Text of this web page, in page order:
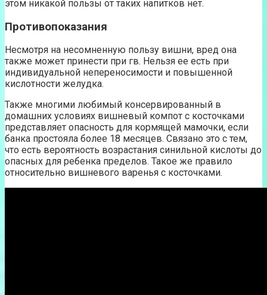
этом никакой пользы от таких напитков нет.
Противопоказания
Несмотря на несомненную пользу вишни, вред она
также может принести при гв. Нельзя ее есть при
индивидуальной непереносимости и повышенной
кислотности желудка.
Также многими любимый консервированный в
домашних условиях вишневый компот с косточками
представляет опасность для кормящей мамочки, если
банка простояла более 18 месяцев. Связано это с тем,
что есть вероятность возрастания синильной кислоты до
опасных для ребенка пределов. Такое же правило
относительно вишневого варенья с косточками.